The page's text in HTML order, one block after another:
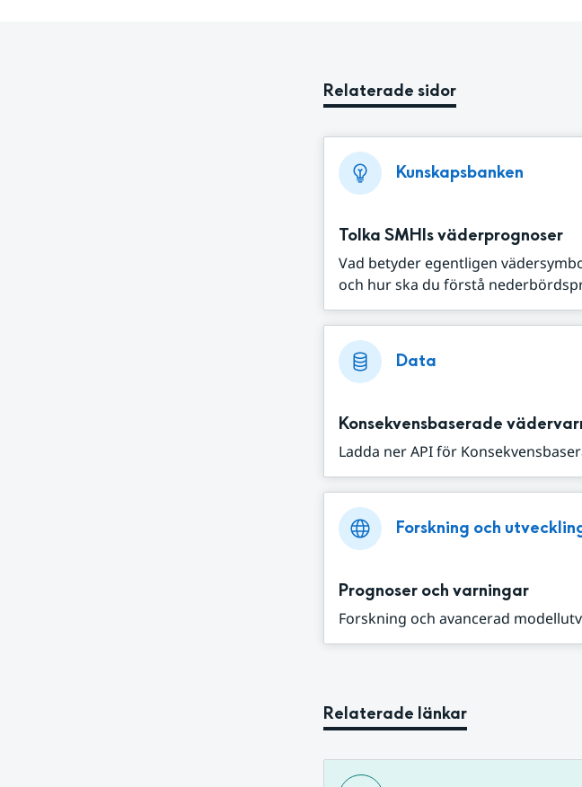
Relaterade sidor
Kunskapsbanken
Tolka SMHIs väderprognoser
Vad betyder egentligen
och hur ska du förstå
Data
Konsekvensbaserade
Ladda ner API för
Forskning och
Prognoser och varningar
Forskning och avancerad
Relaterade länkar